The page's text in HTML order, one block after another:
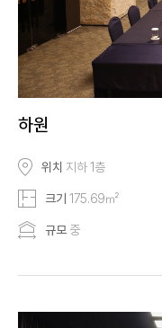
하원
위치 지하 1층
크기 175.69㎡
규모중